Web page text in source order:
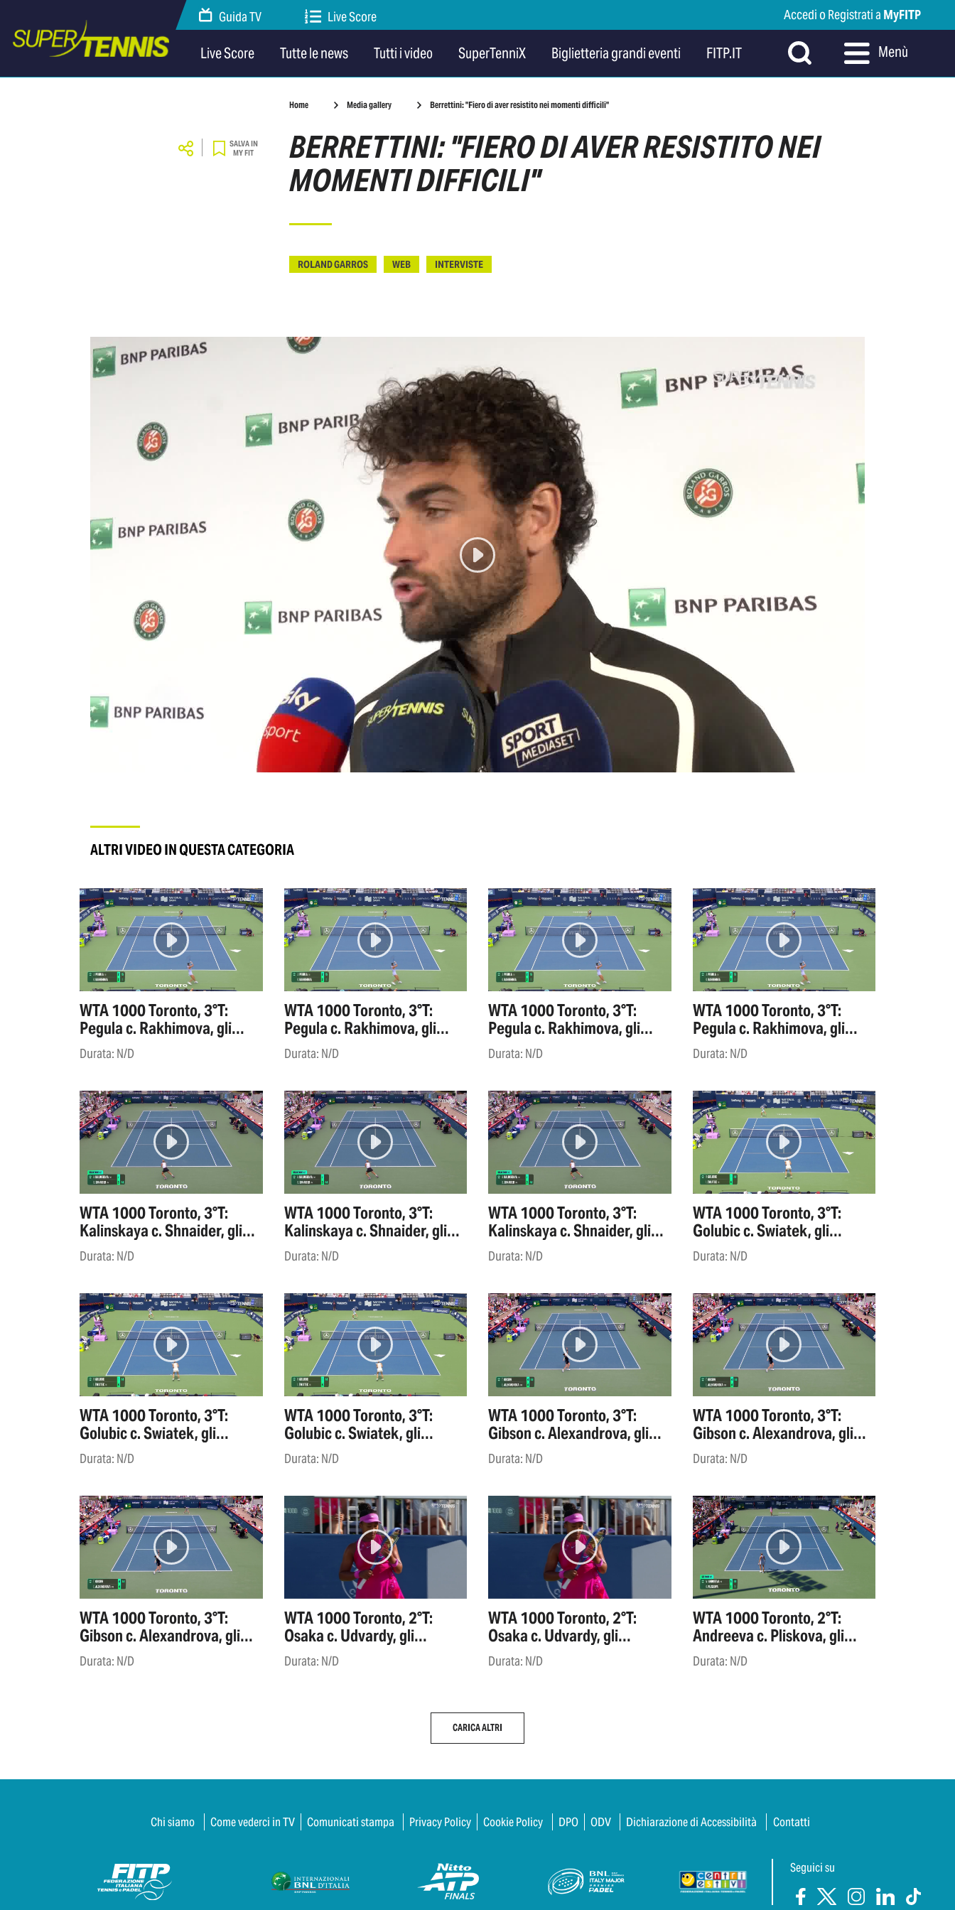
Guida TV Live Score Accedi o Registrati a MyFITP
Live Score Tutte le news Tutti i video SuperTenniX Biglietteria grandi eventi FITP.IT Menù
Home Media gallery Berrettini: "Fiero di aver resistito nei momenti difficili"
SALVA IN
MY FIT
BERRETTINI: "FIERO DI AVER RESISTITO NEI
MOMENTI DIFFICILI"
ROLAND GARROS WEB INTERVISTE
ALTRI VIDEO IN QUESTA CATEGORIA
WTA 1000 Toronto, 3°T:
Pegula c. Rakhimova, gli
highlights
Durata: N/D
WTA 1000 Toronto, 3°T:
Pegula c. Rakhimova, gli
highlights
Durata: N/D
WTA 1000 Toronto, 3°T:
Pegula c. Rakhimova, gli
highlights
Durata: N/D
WTA 1000 Toronto, 3°T:
Pegula c. Rakhimova, gli
highlights
Durata: N/D
WTA 1000 Toronto, 3°T:
Kalinskaya c. Shnaider, gli
highlights
Durata: N/D
WTA 1000 Toronto, 3°T:
Kalinskaya c. Shnaider, gli
highlights
Durata: N/D
WTA 1000 Toronto, 3°T:
Kalinskaya c. Shnaider, gli
highlights
Durata: N/D
WTA 1000 Toronto, 3°T:
Golubic c. Swiatek, gli
highlights
Durata: N/D
WTA 1000 Toronto, 3°T:
Golubic c. Swiatek, gli
highlights
Durata: N/D
WTA 1000 Toronto, 3°T:
Golubic c. Swiatek, gli
highlights
Durata: N/D
WTA 1000 Toronto, 3°T:
Gibson c. Alexandrova, gli
highlights
Durata: N/D
WTA 1000 Toronto, 3°T:
Gibson c. Alexandrova, gli
highlights
Durata: N/D
WTA 1000 Toronto, 3°T:
Gibson c. Alexandrova, gli
highlights
Durata: N/D
WTA 1000 Toronto, 2°T:
Osaka c. Udvardy, gli
highlights
Durata: N/D
WTA 1000 Toronto, 2°T:
Osaka c. Udvardy, gli
highlights
Durata: N/D
WTA 1000 Toronto, 2°T:
Andreeva c. Pliskova, gli
highlights
Durata: N/D
CARICA ALTRI
Chi siamo Come vederci in TV Comunicati stampa Privacy Policy Cookie Policy DPO ODV Dichiarazione di Accessibilità Contatti
Seguici su